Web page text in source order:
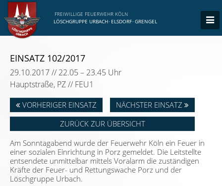
FREIWILLIGE FEUERWEHR KÖLN
LÖSCHGRUPPE URBACH· ELSDORF· GRENGEL
EINSATZ 102/2017
29.10.2017 // 22.05 – 23.45 Uhr
Hauptstraße, PZ // FEU1
VORHERIGER EINSATZ
NÄCHSTER EINSATZ
ZURÜCK ZUR ÜBERSICHT
Am Sonntagabend wurde der Feuerwehr Köln ein Feuer in
einer sozialen Einrichtung in Porz gemeldet. Die Leitstellte
entsendete unmittelbar mittels Voralarm die zuständigen
Kräfte der Feuer- und Rettungswache Porz und der
Löschgruppe Urbach.